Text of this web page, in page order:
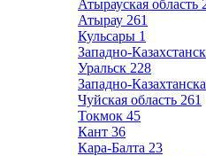
Атырауская область
Атырау 261
Кульсары 1
Западно-
Уральск 228
Западно-
Чуйская область 261
Токмок 45
Кант 36
Кара-Балта 23